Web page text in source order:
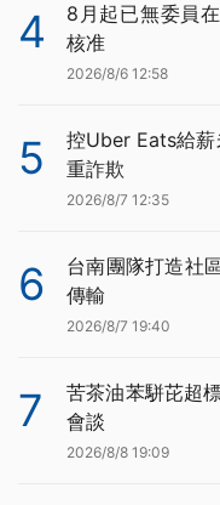
4
8月起已無委員
核准
2026/8/6 12:58
5
控Uber Eats給薪
重詐欺
2026/8/7 12:35
6
台南團隊打造社
傳輸
2026/8/7 19:40
7
苦茶油苯駢芘超
會談
2026/8/8 19:09